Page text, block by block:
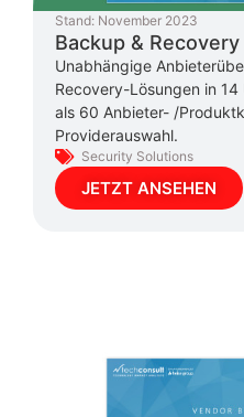
Stand: November 2023
Backup &
Unabhängige
Recovery-Lösungen in
als 60 Anbieter- /
Providerauswahl.
Security Solutions
JETZT ANSEHEN